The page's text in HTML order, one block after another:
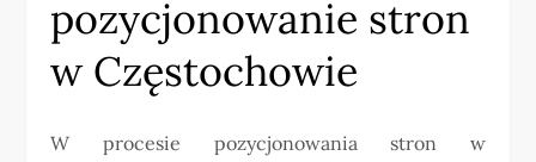
pozycjonowanie stron
w Częstochowie
W procesie pozycjonowania stron w